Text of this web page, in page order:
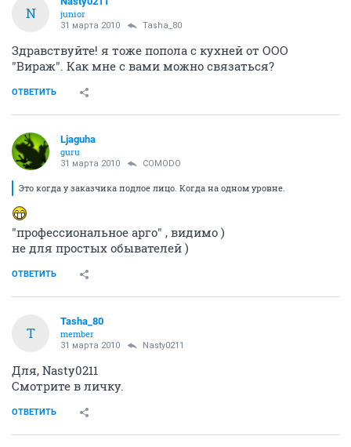
N
junior
31 марта 2010 Tasha_80
Здравствуйте! я тоже попола с кухней от ООО
"Вираж". Как мне с вами можно связаться?
ОТВЕТИТЬ
Ljaguha
guru
31 марта 2010 COMODO
Это когда у заказчика подлое лицо. Когда на одном уровне.
"профессиональное арго" , видимо )
не для простых обывателей )
ОТВЕТИТЬ
T
Tasha_80
member
31 марта 2010 Nasty0211
Для, Nasty0211
Смотрите в личку.
ОТВЕТИТЬ